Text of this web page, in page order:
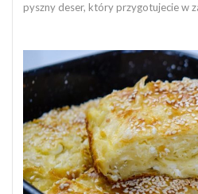
pyszny deser, który przygotujecie w